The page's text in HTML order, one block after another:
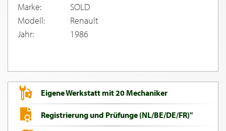
Marke:
SOLD
Modell:
Renault
Jahr:
1986
Eigene Werkstatt mit 20 Mechaniker
Registrierung und Prüfunge (NL/BE/DE/FR)"